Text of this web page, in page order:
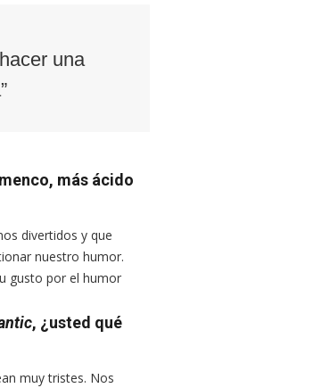
una
más ácido
divertidos y que
nuestro humor.
gusto por el humor
, ¿usted qué
muy tristes. Nos